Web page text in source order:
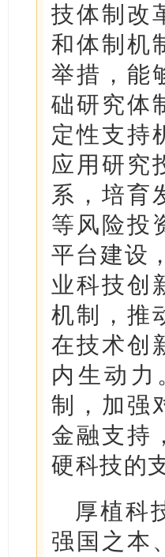
技体制改
和体制机
举措，能
础研究体
定性支持
应用研究
系，培育
等风险投
平台建设
业科技创
机制，推
在技术创
内生动力
制，加强
金融支持
硬科技的
厚植科
强国之本